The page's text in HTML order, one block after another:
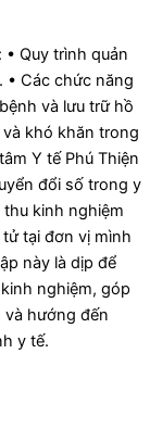
Quy trình quản
• Các chức năng
và lưu trữ hồ
khó khăn trong
Y tế Phú Thiện
đổi số trong y
kinh nghiệm
tại đơn vị mình
này là dịp để
nghiệm, góp
và hướng đến
y tế.